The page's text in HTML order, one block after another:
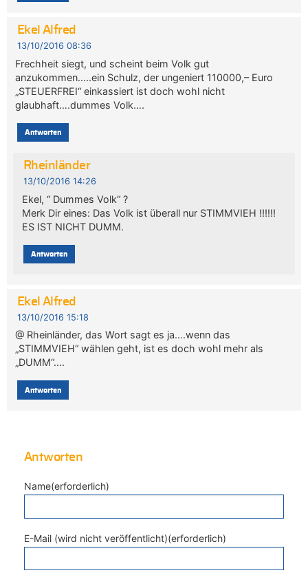
Ekel Alfred
13/10/2016 08:36
Frechheit siegt, und scheint beim Volk gut
anzukommen…..ein Schulz, der ungeniert 110000,– Euro
„STEUERFREI“ einkassiert ist doch wohl nicht
glaubhaft….dummes Volk….
Antworten
Rheinländer
13/10/2016 14:26
Ekel, “ Dummes Volk“ ?
Merk Dir eines: Das Volk ist überall nur STIMMVIEH !!!!!!
ES IST NICHT DUMM.
Antworten
Ekel Alfred
13/10/2016 15:18
@ Rheinländer, das Wort sagt es ja….wenn das
„STIMMVIEH“ wählen geht, ist es doch wohl mehr als
„DUMM“….
Antworten
Antworten
Name(erforderlich)
E-Mail (wird nicht veröffentlicht)(erforderlich)